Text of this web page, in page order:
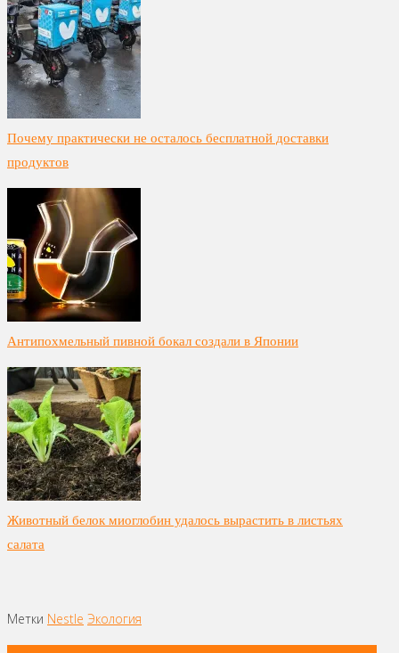
Почему практически не осталось бесплатной доставки
продуктов
Антипохмельный пивной бокал создали в Японии
Животный белок миоглобин удалось вырастить в листьях
салата
Метки Nestle Экология